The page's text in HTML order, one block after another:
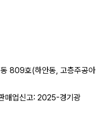
809호(하안동, 고층주공아
매업신고: 2025-경기광